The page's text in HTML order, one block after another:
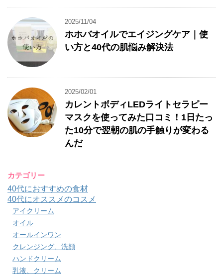
2025/11/04
ホホバオイルでエイジングケア｜使
い方と40代の肌悩み解決法
2025/02/01
カレントボディLEDライトセラピー
マスクを使ってみた口コミ！1日たっ
た10分で翌朝の肌の手触りが変わる
んだ
カテゴリー
40代におすすめの食材
40代にオススメのコスメ
アイクリーム
オイル
オールインワン
クレンジング、洗顔
ハンドクリーム
乳液、クリーム